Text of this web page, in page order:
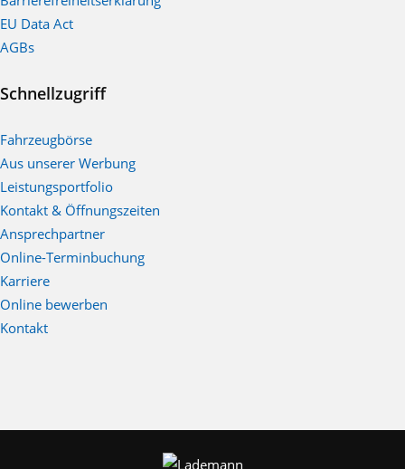
EU Data Act
AGBs
Schnellzugriff
Fahrzeugbörse
Aus unserer Werbung
Leistungsportfolio
Kontakt & Öffnungszeiten
Ansprechpartner
Online-Terminbuchung
Karriere
Online bewerben
Kontakt